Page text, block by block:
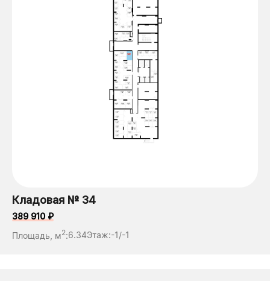
Кладовая № 34
389 910 ₽
Площадь, м2:6.34Этаж:-1/-1